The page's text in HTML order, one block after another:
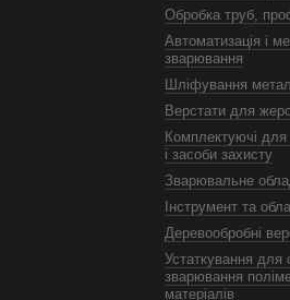
Обробка труб,
Автоматизація і
зварювання
Шліфування
Верстати для
Комплектуючі
і засоби захисту
Зварювальне
Інструмент та
Деревообробні
Устаткування для
зварювання
матеріалів